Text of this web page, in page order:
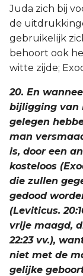
Juda zich bij
de
gebruikelijk
behoort ook
witte zijde;
20. En
bijligging van
gelegen
man
is, door een
kosteloos
die zullen
gedood
(Leviticus.
vrije maagd,
22:23 vv.),
niet met de
gelijke